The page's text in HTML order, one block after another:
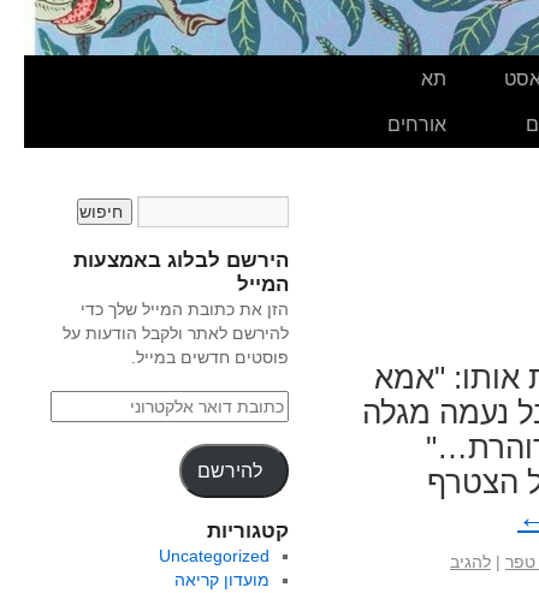
תא
אורחים
אותו: "אמא
נעמה מגלה
הצטרף
טפר | להגיב
הירשם לבלוג באמצעות
המייל
הזן את כתובת המייל שלך כדי
להירשם לאתר ולקבל הודעות על
פוסטים חדשים במייל.
להירשם
קטגוריות
Uncategorized
מועדון קריאה